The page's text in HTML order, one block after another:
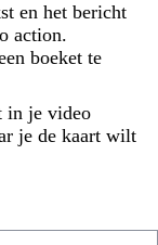
en het bericht
action.
boeket te
in je video
je de kaart wilt